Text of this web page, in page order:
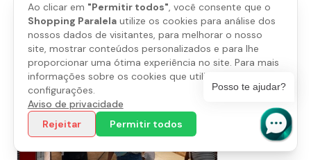
Ao clicar em "Permitir todos", você consente que o
Shopping Paralelautilize os cookies para análise dos
nossos dados de visitantes, para melhorar o nosso
site, mostrar conteúdos personalizados e para lhe
proporcionar uma ótima experiência no site. Para mais
informações sobre os cookies que utilizamos, abra as
configurações.
Aviso de privacidade
Rejeitar
Permitir todos
Posso te ajudar?